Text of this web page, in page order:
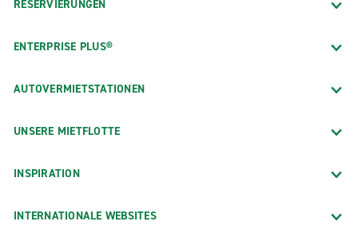
RESERVIERUNGEN
ENTERPRISE PLUS®
AUTOVERMIETSTATIONEN
UNSERE MIETFLOTTE
INSPIRATION
INTERNATIONALE WEBSITES